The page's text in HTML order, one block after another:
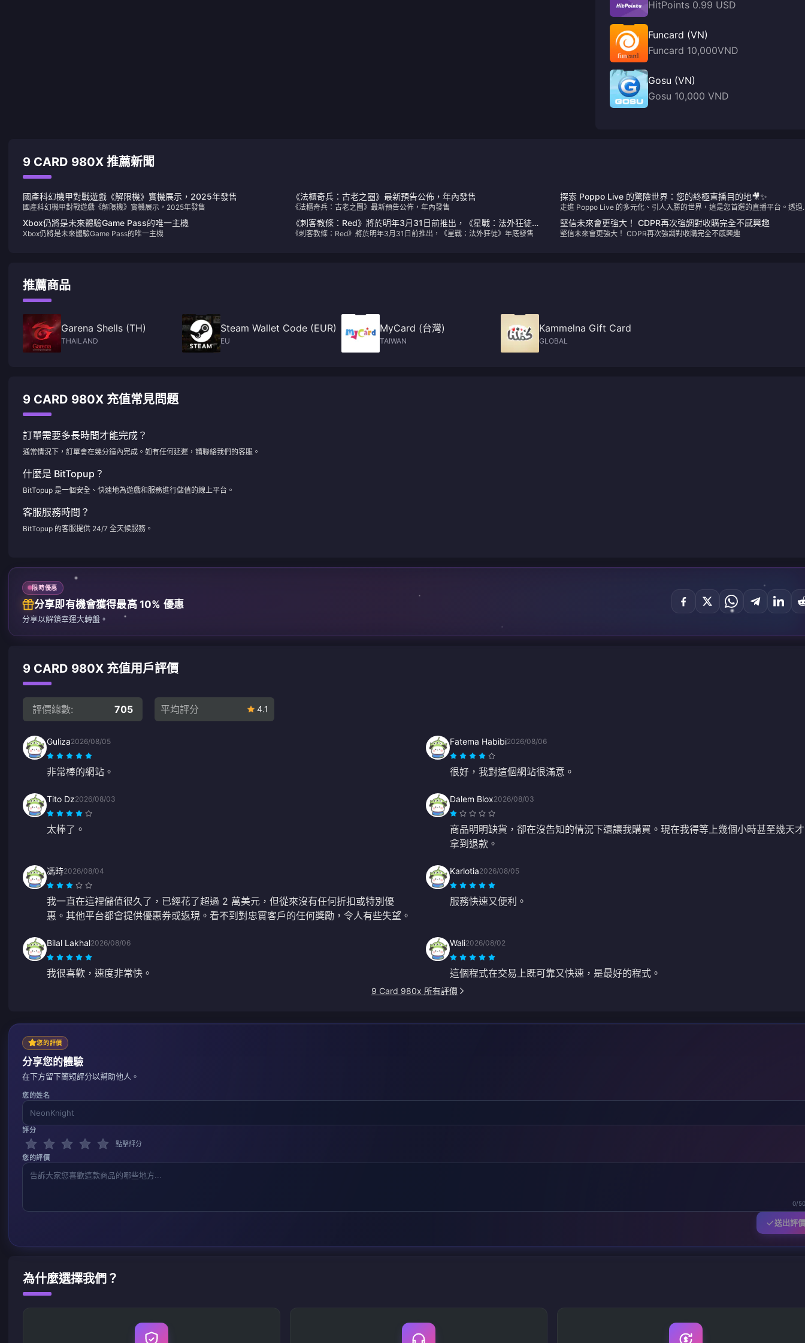
HitPoints 0.99 USD
Funcard (VN)
Funcard 10,000VND
Gosu (VN)
Gosu 10,000 VND
9 CARD 980X 推薦新聞
國產科幻機甲對戰遊戲《解限機》實機展示，2025年發售
國產科幻機甲對戰遊戲《解限機》實機展示，2025年發售
《法櫃奇兵：古老之圈》最新預告公佈，年內發售
《法櫃奇兵：古老之圈》最新預告公佈，年內發售
探索 Poppo Live 的驚險世界：您的終極直播目的地🎥✨
走進 Poppo Live 的多元化、引人入勝的世界，這是您首選的直播平台。透過
們簡單明了的 Poppo Live Coins 儲值指南增強您的觀看體驗，永遠不會錯過
趣！
Xbox仍將是未來體驗Game Pass的唯一主機
Xbox仍將是未來體驗Game Pass的唯一主機
《刺客教條：Red》將於明年3月31日前推出，《星戰：法外狂徒》
年底發售
《刺客教條：Red》將於明年3月31日前推出，《星戰：法外狂徒》年底發售
堅信未來會更強大！ CDPR再次強調對收購完全不感興趣
堅信未來會更強大！ CDPR再次強調對收購完全不感興趣
推薦商品
Garena Shells (TH)
THAILAND
Steam Wallet Code (EUR)
EU
MyCard (台灣)
TAIWAN
Kammelna Gift Card
GLOBAL
9 CARD 980X 充值常見問題
訂單需要多長時間才能完成？
通常情況下，訂單會在幾分鐘內完成。如有任何延遲，請聯絡我們的客服。
什麼是 BitTopup？
BitTopup 是一個安全、快速地為遊戲和服務進行儲值的線上平台。
客服服務時間？
BitTopup 的客服提供 24/7 全天候服務。
限時優惠
分享即有機會獲得最高 10% 優惠
分享以解鎖幸運大轉盤。
9 CARD 980X 充值用戶評價
評價總數: 705 平均評分 4.1
Guliza2026/08/05
非常棒的網站。
Fatema Habibi2026/08/06
很好，我對這個網站很滿意。
Tito Dz2026/08/03
太棒了。
Dalem Blox2026/08/03
商品明明缺貨，卻在沒告知的情況下還讓我購買。現在我得等上幾個小時甚至幾天
拿到退款。
馮時2026/08/04
我一直在這裡儲值很久了，已經花了超過 2 萬美元，但從來沒有任何折扣或特別優
惠。其他平台都會提供優惠券或返現。看不到對忠實客戶的任何獎勵，令人有些失望。
Karlotia2026/08/05
服務快速又便利。
Bilal Lakhal2026/08/06
我很喜歡，速度非常快。
Wali2026/08/02
這個程式在交易上既可靠又快速，是最好的程式。
9 Card 980x 所有評價
您的評價
分享您的體驗
在下方留下簡短評分以幫助他人。
您的姓名
評分
點擊評分
您的評價
0/
送出評價
為什麼選擇我們？